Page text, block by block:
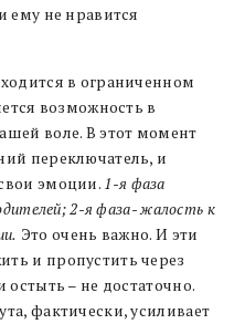
ему не нравится
в ограниченном
возможность в
воле. В этот момент
переключатель, и
эмоции. 1-я фаза
2-я фаза- жалость к
Это очень важно. И эти
и пропустить через
– не достаточно.
фактически, усиливает